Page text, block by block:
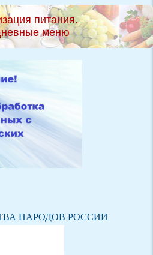
питания.
меню
НАРОДОВ РОССИИ